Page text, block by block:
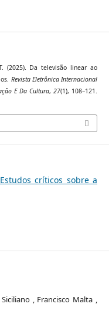
(2025). Da televisão linear ao
Revista Eletrônica Internacional
E Da Cultura, 27(1), 108–121.
críticos sobre a
, Francisco Malta ,